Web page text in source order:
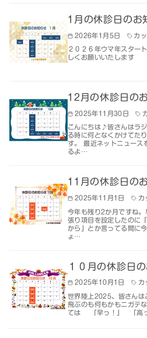
1月の休診日のお
2026年1月5日 カ
２０２６年ウマ年スター
しくお願いいたします
12月の休診日の
2025年11月30日
こんにちは♪皆さんはラ
る時に何となくかけてた
す。 最近ネットニュース
るよ…
11月の休診日の
2025年11月1日 カ
今年も残り2か月ですね
張り項目を設定したのに
から」とか言ってる間に
ょ…
１０月の休診日
2025年10月1日 カ
世界陸上2025、皆さんは
飛ぶのも何もかもニガテ
ては 「早っ！」 「高